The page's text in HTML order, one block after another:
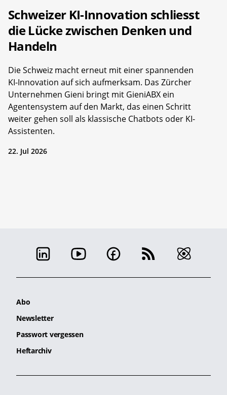
Schweizer KI-Innovation schliesst
die Lücke zwischen Denken und
Handeln
Die Schweiz macht erneut mit einer spannenden
KI-Innovation auf sich aufmerksam. Das Zürcher
Unternehmen Gieni bringt mit GieniABX ein
Agentensystem auf den Markt, das einen Schritt
weiter gehen soll als klassische Chatbots oder KI-
Assistenten.
22. Jul 2026
Abo
Newsletter
Passwort vergessen
Heftarchiv